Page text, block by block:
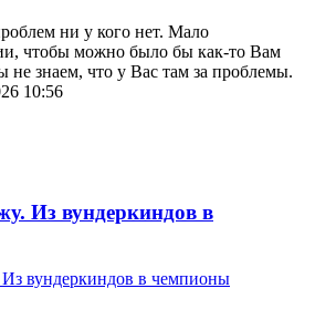
ни у кого нет. Мало
чтобы можно было бы как-то Вам
знаем, что у Вас там за проблемы.
10:56
Из вундеркиндов в